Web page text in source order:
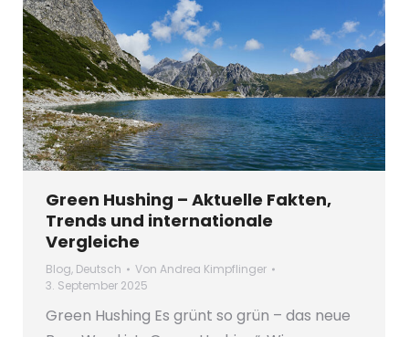
Green Hushing – Aktuelle Fakten,
Trends und internationale
Vergleiche
Blog, Deutsch Von Andrea Kimpflinger
3. September 2025
Green Hushing Es grünt so grün – das neue